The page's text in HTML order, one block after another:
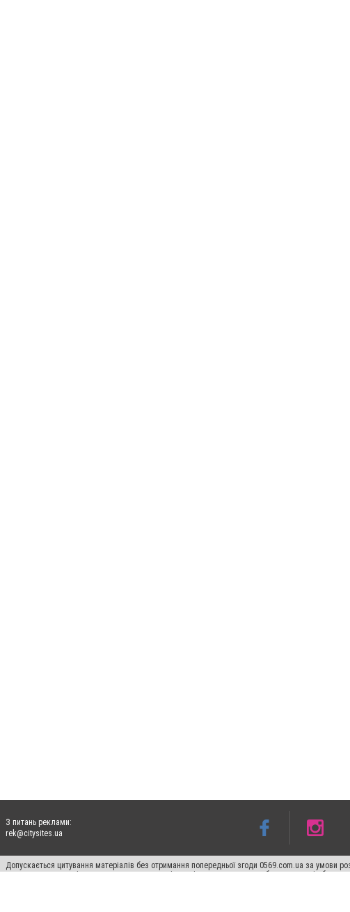
З питань реклами:
rek@citysites.ua
Допускається цитування матеріалів без отримання попередньої згоди 0569.com.ua за умови
пошукових систем гіперпосилання на цитовані статті не нижче другого абзацу в тексті або в